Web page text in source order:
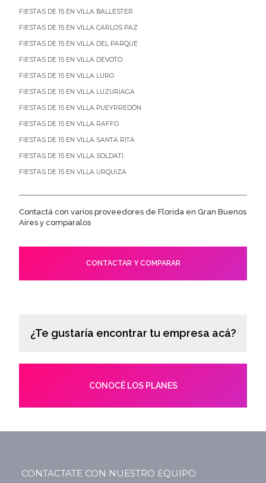
FIESTAS DE 15 EN VILLA BALLESTER
FIESTAS DE 15 EN VILLA CARLOS PAZ
FIESTAS DE 15 EN VILLA DEL PARQUE
FIESTAS DE 15 EN VILLA DEVOTO
FIESTAS DE 15 EN VILLA LURO
FIESTAS DE 15 EN VILLA LUZURIAGA
FIESTAS DE 15 EN VILLA PUEYRREDÓN
FIESTAS DE 15 EN VILLA RAFFO
FIESTAS DE 15 EN VILLA SANTA RITA
FIESTAS DE 15 EN VILLA SOLDATI
FIESTAS DE 15 EN VILLA URQUIZA
Contactá con varios proveedores de Florida en Gran Buenos
Aires y comparalos
CONTACTAR Y COMPARAR
¿Te gustaría encontrar tu empresa acá?
CONOCÉ LOS PLANES
CONTACTATE CON NUESTRO EQUIPO